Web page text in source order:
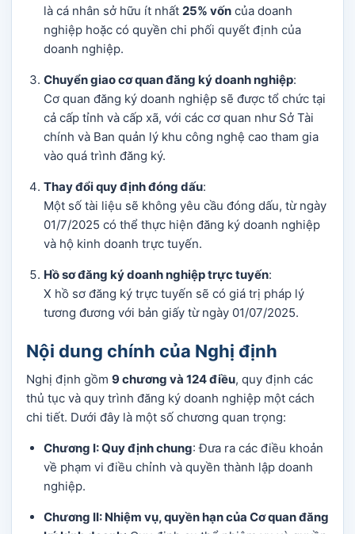
là cá nhân sở hữu ít nhất 25% vốn của doanh
nghiệp hoặc có quyền chi phối quyết định của
doanh nghiệp.
Chuyển giao cơ quan đăng ký doanh nghiệp:
Cơ quan đăng ký doanh nghiệp sẽ được tổ chức tại
cả cấp tỉnh và cấp xã, với các cơ quan như Sở Tài
chính và Ban quản lý khu công nghệ cao tham gia
vào quá trình đăng ký.
Thay đổi quy định đóng dấu:
Một số tài liệu sẽ không yêu cầu đóng dấu, từ ngày
01/7/2025 có thể thực hiện đăng ký doanh nghiệp
và hộ kinh doanh trực tuyến.
Hồ sơ đăng ký doanh nghiệp trực tuyến:
Х hồ sơ đăng ký trực tuyến sẽ có giá trị pháp lý
tương đương với bản giấy từ ngày 01/07/2025.
Nội dung chính của Nghị định
Nghị định gồm 9 chương và 124 điều, quy định các
thủ tục và quy trình đăng ký doanh nghiệp một cách
chi tiết. Dưới đây là một số chương quan trọng:
Chương I: Quy định chung: Đưa ra các điều khoản
về phạm vi điều chỉnh và quyền thành lập doanh
nghiệp.
Chương II: Nhiệm vụ, quyền hạn của Cơ quan đăng